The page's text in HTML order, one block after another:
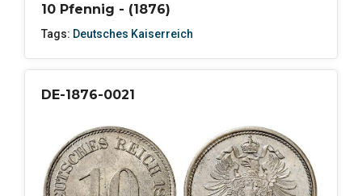
10 Pfennig - (1876)
Tags: Deutsches Kaiserreich
DE-1876-0021